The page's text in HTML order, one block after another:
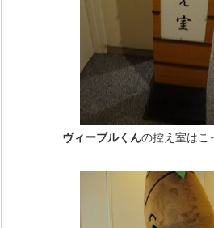
ヴィーブルくんの控え室はこ